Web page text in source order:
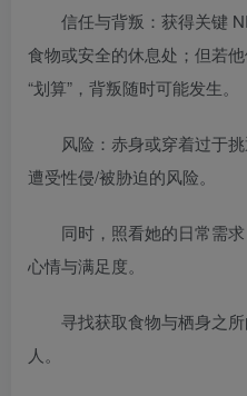
信任与背叛：获得关键
食物或安全的休息处；但若
“划算”，背叛随时可能发生。
风险：赤身或穿着过于
遭受性侵/被胁迫的风险。
同时，照看她的日常需
心情与满足度。
寻找获取食物与栖身之
人。